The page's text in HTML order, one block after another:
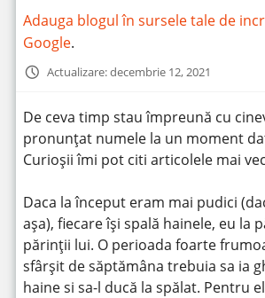
n
t
Adauga blogul în sursele tale de
Google.
Actualizare: decembrie 12, 2021
De ceva timp stau împreună cu
pronunțat numele la un moment
Curioșii îmi pot citi articolele mai
Daca la început eram mai pudici
așa), fiecare își spală hainele, eu la
părinții lui. O perioada foarte
sfârșit de săptămâna trebuia sa ia
haine si sa-l ducă la spălat. Pentru